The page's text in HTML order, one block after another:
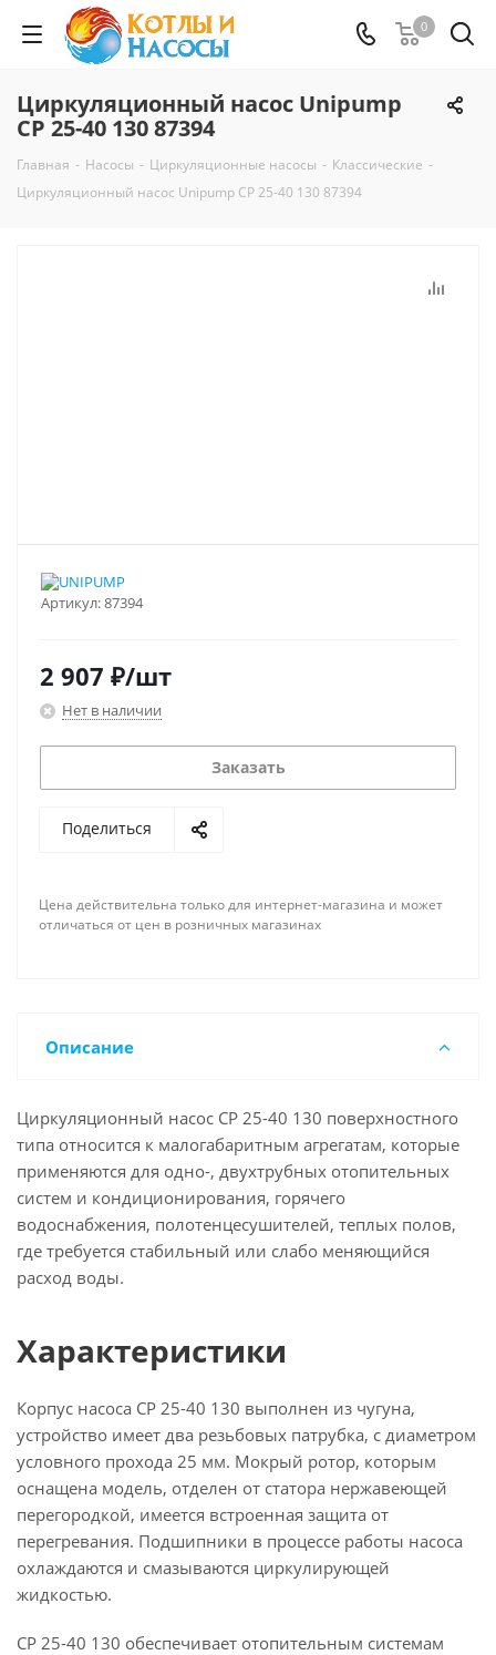
0
Циркуляционный насос Unipump
CP 25-40 130 87394
Главная - Насосы - Циркуляционные насосы - Классические -
Циркуляционный насос Unipump CP 25-40 130 87394
Артикул:87394
2 907 ₽/шт
Нет в наличии
Заказать
Поделиться
Цена действительна только для интернет-магазина и может
отличаться от цен в розничных магазинах
Описание
Циркуляционный насос CP 25-40 130 поверхностного
типа относится к малогабаритным агрегатам, которые
применяются для одно-, двухтрубных отопительных
систем и кондиционирования, горячего
водоснабжения, полотенцесушителей, теплых полов,
где требуется стабильный или слабо меняющийся
расход воды.
Характеристики
Корпус насоса CP 25-40 130 выполнен из чугуна,
устройство имеет два резьбовых патрубка, с диаметром
условного прохода 25 мм. Мокрый ротор, которым
оснащена модель, отделен от статора нержавеющей
перегородкой, имеется встроенная защита от
перегревания. Подшипники в процессе работы насоса
охлаждаются и смазываются циркулирующей
жидкостью.
CP 25-40 130 обеспечивает отопительным системам